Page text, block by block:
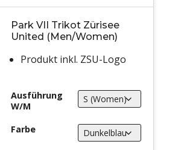
Park VII Trikot Zürisee
United (Men/Women)
Produkt inkl. ZSU-Logo
Ausführung
W/M
Farbe